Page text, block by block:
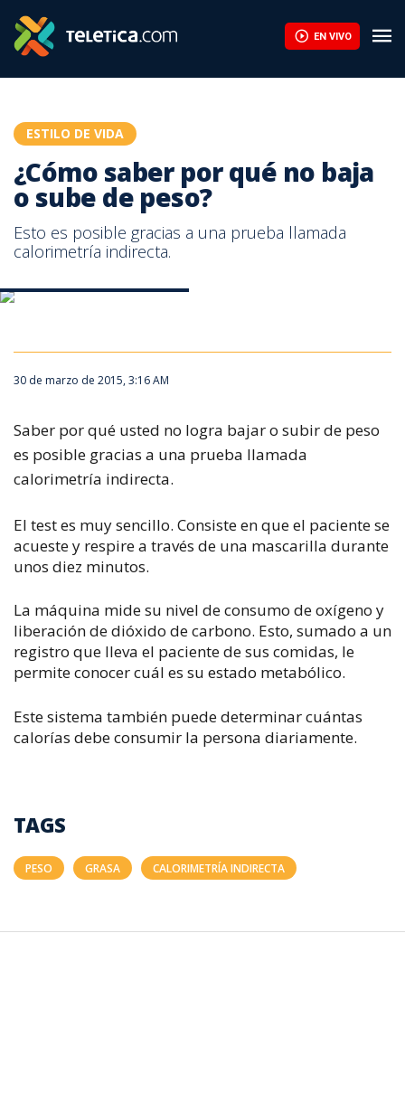
EN VIVO
ESTILO DE VIDA
¿Cómo saber por qué no baja
o sube de peso?
Esto es posible gracias a una prueba llamada
calorimetría indirecta.
30 de marzo de 2015, 3:16 AM
Saber por qué usted no logra bajar o subir de peso
es posible gracias a una prueba llamada
calorimetría indirecta.
El test es muy sencillo. Consiste en que el paciente se
acueste y respire a través de una mascarilla durante
unos diez minutos.
La máquina mide su nivel de consumo de oxígeno y
liberación de dióxido de carbono. Esto, sumado a un
registro que lleva el paciente de sus comidas, le
permite conocer cuál es su estado metabólico.
Este sistema también puede determinar cuántas
calorías debe consumir la persona diariamente.
TAGS
PESO GRASA CALORIMETRÍA INDIRECTA